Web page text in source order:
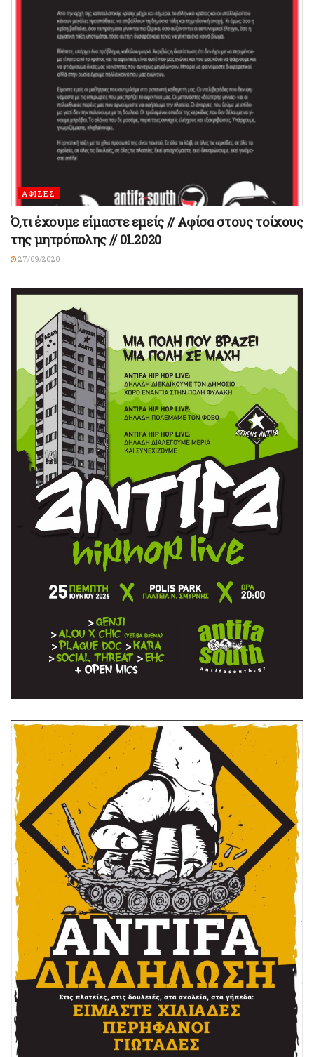
ΑΦΙΣΕΣ
Ό,τι έχουμε είμαστε εμείς // Αφίσα στους τοίχους
της μητρόπολης // 01.2020
27/09/2020